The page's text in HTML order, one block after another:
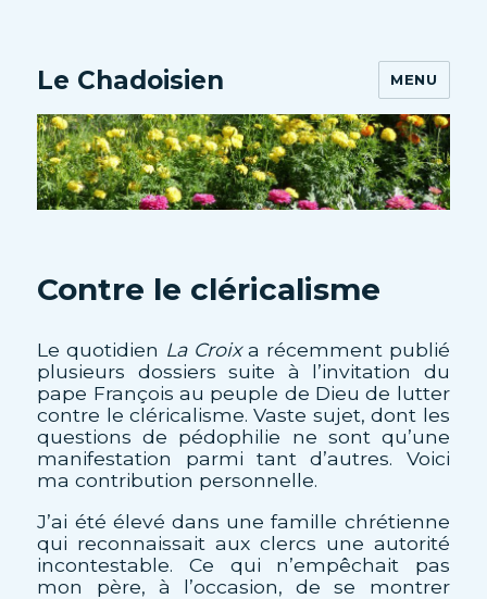
Le Chadoisien MENU
Contre le cléricalisme
Le quotidien La Croixa récemment publié
plusieurs dossiers suite à l’invitation du
pape François au peuple de Dieu de lutter
contre le cléricalisme. Vaste sujet, dont les
questions de pédophilie ne sont qu’une
manifestation parmi tant d’autres. Voici
ma contribution personnelle.
J’ai été élevé dans une famille chrétienne
qui reconnaissait aux clercs une autorité
incontestable. Ce qui n’empêchait pas
mon père, à l’occasion, de se montrer